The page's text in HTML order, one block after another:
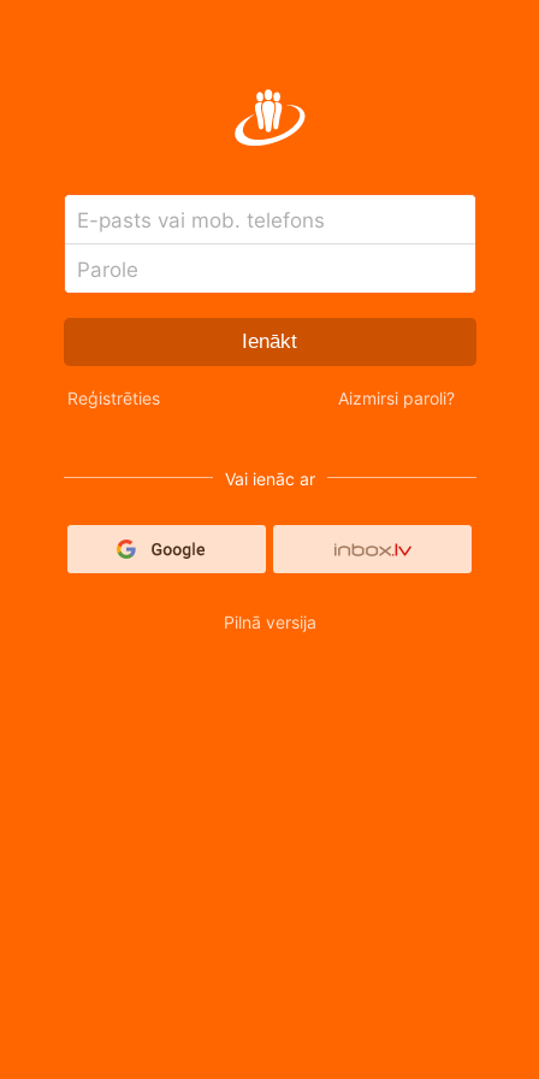
E-pasts vai mob. telefons
Parole
Ienākt
Reģistrēties Aizmirsi paroli?
Vai ienāc ar
Pilnā versija